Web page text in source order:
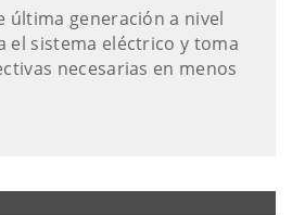
última generación a nivel
el sistema eléctrico y toma
necesarias en menos